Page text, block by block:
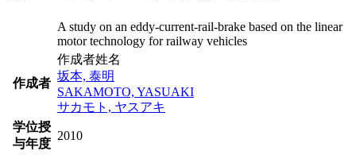
A study on an eddy-current-rail-brake based on the linear
motor technology for railway vehicles
作成者
作成者姓名
坂本, 泰明
SAKAMOTO, YASUAKI
サカモト, ヤスアキ
学位授
与年度
2010